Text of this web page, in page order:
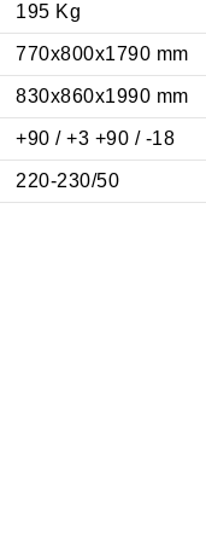
195 Kg
770x800x1790 mm
830x860x1990 mm
+90 / +3 +90 / -18
220-230/50